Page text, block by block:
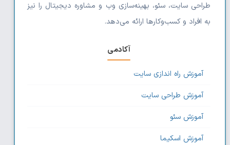
طراحی سایت، سئو، بهینه‌سازی وب و مشاوره دیجیتال را نیز
به افراد و کسب‌وکارها ارائه می‌دهد.
آکادمی
آموزش راه اندازی سایت
آموزش طراحی سایت
آموزش سئو
آموزش اسکیما